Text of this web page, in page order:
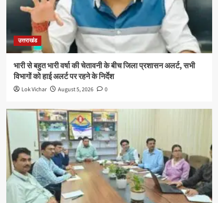
उत्तराखंड
भारी से बहुत भारी वर्षा की चेतावनी के बीच जिला प्रशासन अलर्ट, सभी
विभागों को हाई अलर्ट पर रहने के निर्देश
Lok Vichar August 5, 2026 0